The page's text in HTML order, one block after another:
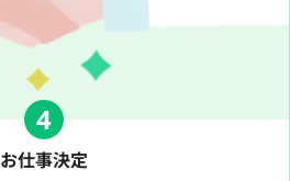
4
お仕事決定